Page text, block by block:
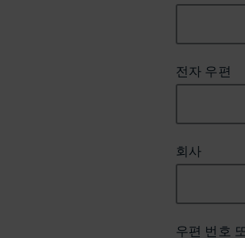
전자 우편
회사
우편 번호